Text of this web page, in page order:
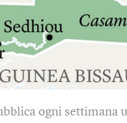
ogni settimana